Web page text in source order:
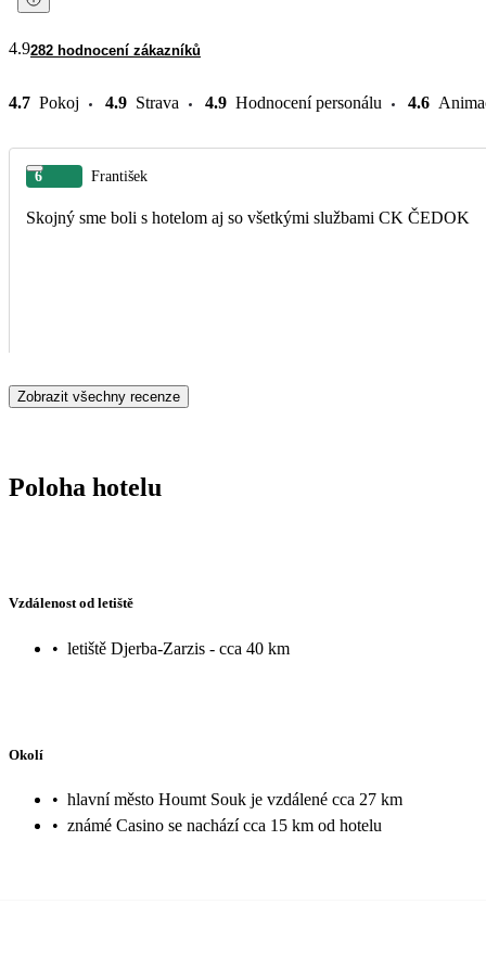
4.9282 hodnocení zákazníků
4.7 Pokoj 4.9 Strava 4.9 Hodnocení personálu 4.6
6 František
Skojný sme boli s hotelom aj so všetkými službami CK ČEDOK
Zobrazit všechny recenze
Poloha hotelu
Vzdálenost od letiště
• letiště Djerba-Zarzis - cca 40 km
Okolí
• hlavní město Houmt Souk je vzdálené cca 27 km
• známé Casino se nachází cca 15 km od hotelu